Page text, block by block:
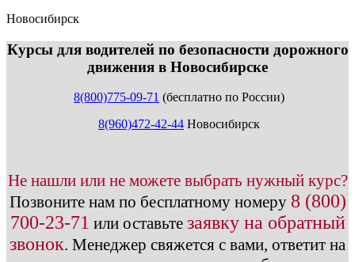
Новосибирск
Курсы для водителей по безопасности дорожного
движения в Новосибирске
8(800)775-09-71 (бесплатно по России)
8(960)472-42-44 Новосибирск
Не нашли или не можете выбрать нужный курс?
Позвоните нам по бесплатному номеру 8 (800)
700-23-71 или оставьте заявку на обратный
звонок. Менеджер свяжется с вами, ответит на